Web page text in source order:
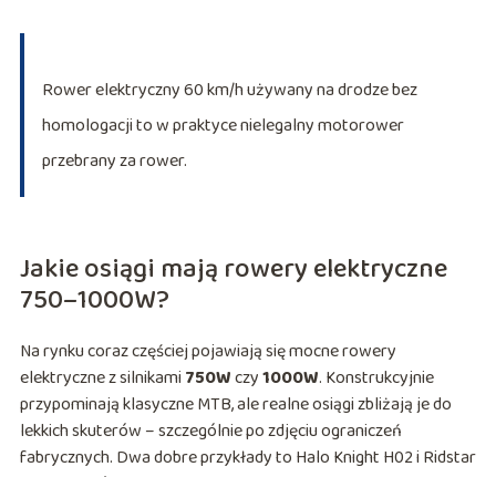
Rower elektryczny 60 km/h używany na drodze bez
homologacji to w praktyce nielegalny motorower
przebrany za rower.
Jakie osiągi mają rowery elektryczne
750–1000W?
Na rynku coraz częściej pojawiają się mocne rowery
elektryczne z silnikami 750Wczy1000W. Konstrukcyjnie
przypominają klasyczne MTB, ale realne osiągi zbliżają je do
lekkich skuterów – szczególnie po zdjęciu ograniczeń
fabrycznych. Dwa dobre przykłady to Halo Knight H02 i Ridstar